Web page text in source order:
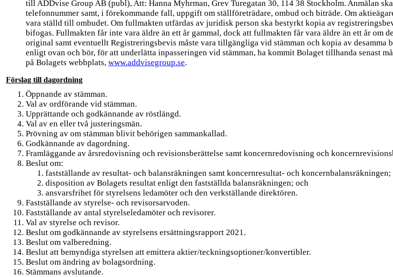
till ADDvise Group AB (publ), Att: Hanna Myhrman, Grev Turegatan 30, 114 38 Stockholm. Anmälan
telefonnummer samt, i förekommande fall, uppgift om ställföreträdare, ombud och biträde. Om
vara ställd till ombudet. Om fullmakten utfärdas av juridisk person ska bestyrkt kopia av
bifogas. Fullmakten får inte vara äldre än ett år gammal, dock att fullmakten får vara äldre än ett år om
original samt eventuellt Registreringsbevis måste vara tillgängliga vid stämman och kopia av
enligt ovan och bör, för att underlätta inpasseringen vid stämman, ha kommit Bolaget tillhanda senast
på Bolagets webbplats, www.addvisegroup.se.
Förslag till dagordning
Öppnande av stämman.
Val av ordförande vid stämman.
Upprättande och godkännande av röstlängd.
Val av en eller två justeringsmän.
Prövning av om stämman blivit behörigen sammankallad.
Godkännande av dagordning.
Framläggande av årsredovisning och revisionsberättelse samt koncernredovisning och
Beslut om:
fastställande av resultat- och balansräkningen samt koncernresultat- och koncernbalansräkningen;
disposition av Bolagets resultat enligt den fastställda balansräkningen; och
ansvarsfrihet för styrelsens ledamöter och den verkställande direktören.
Fastställande av styrelse- och revisorsarvoden.
Fastställande av antal styrelseledamöter och revisorer.
Val av styrelse och revisor.
Beslut om godkännande av styrelsens ersättningsrapport 2021.
Beslut om valberedning.
Beslut att bemyndiga styrelsen att emittera aktier/teckningsoptioner/konvertibler.
Beslut om ändring av bolagsordning.
Stämmans avslutande.